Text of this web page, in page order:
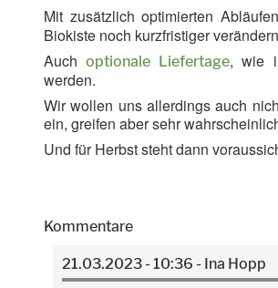
Mit zusätzlich optimierten
Biokiste noch kurzfristiger
Auchoptionale Liefertage, wie
werden.
Wir wollen uns allerdings auch
ein, greifen aber sehr
Und für Herbst steht dann
Kommentare
21.03.2023 - 10:36 - Ina Hopp